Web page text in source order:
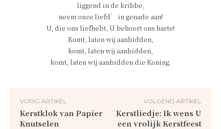
liggend in de kribbe,
neem onze liefd’ in genade aan!
U, die ons liefhebt, U behoort ons harte!
Komt, laten wij aanbidden,
komt, laten wij aanbidden,
komt, laten wij aanbidden die Koning.
VORIG ARTIKEL
Kerstklok van Papier
Knutselen
VOLGEND ARTIKEL
Kerstliedje: Ik wens U
een vrolijk Kerstfeest